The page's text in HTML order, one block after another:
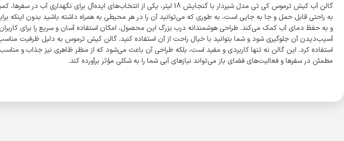
به راحتی قابل حمل و جا به جایی است، به طوری که می‌توانید آن را در هر محیطی به همراه داشته باشید بدون
و به حفظ دمای آب کمک می‌کند. طراحی هوشمندانه درب بزرگ این محصول، امکان استفاده آسان و سریع را برای
آسیب‌دیدن آن جلوگیری شود و شما بتوانید با خیال راحت از آن استفاده کنید. گالن کیش ترموس به دلیل ظرفیت
استفاده کرد. این گالن نه تنها کاربردی و مفید است، بلکه طراحی آن باعث می‌شود که از منظر ظاهری نیز جذاب و
مطمئن در سفرها و فعالیت‌های فضای باز می‌تواند نیازهای آبی شما را به شکلی مؤثر برآورده کند.